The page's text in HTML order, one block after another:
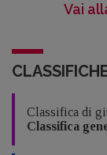
Vai
Classifica di
Classifica